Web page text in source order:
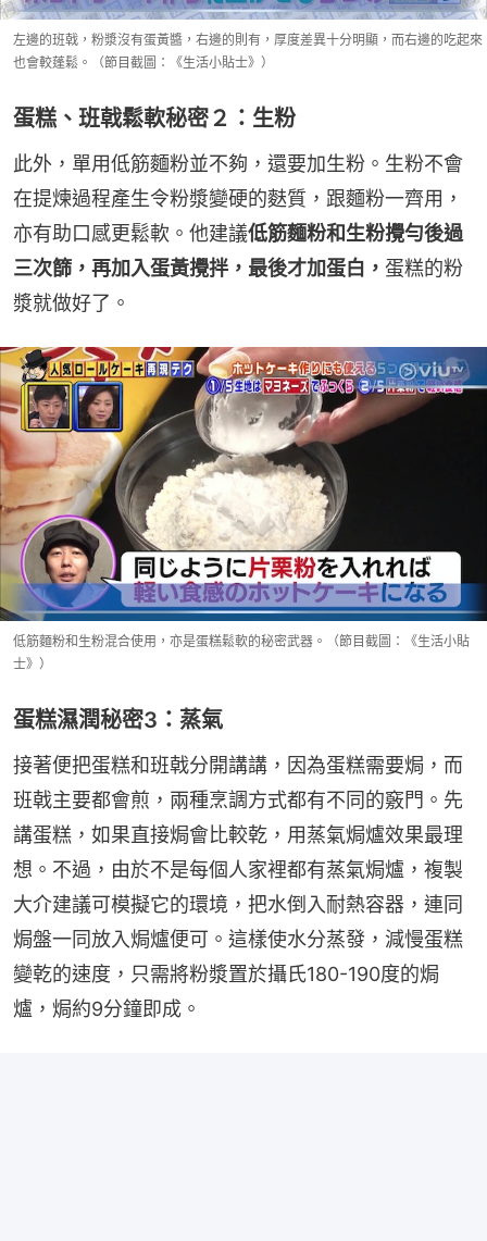
左邊的班戟，粉漿沒有蛋黃醬，右邊的則有，厚度差異十分明顯，而右邊的吃起來
也會較蓬鬆。（節目截圖：《生活小貼士》）
蛋糕、班戟鬆軟秘密２：生粉
此外，單用低筋麵粉並不夠，還要加生粉。生粉不會
在提煉過程產生令粉漿變硬的麩質，跟麵粉一齊用，
亦有助口感更鬆軟。他建議低筋麵粉和生粉攪勻後過
三次篩，再加入蛋黃攪拌，最後才加蛋白， 蛋糕的粉
漿就做好了。
低筋麵粉和生粉混合使用，亦是蛋糕鬆軟的秘密武器。（節目截圖：《生活小貼
士》）
蛋糕濕潤秘密3：蒸氣
接著便把蛋糕和班戟分開講講，因為蛋糕需要焗，而
班戟主要都會煎，兩種烹調方式都有不同的竅門。先
講蛋糕，如果直接焗會比較乾，用蒸氣焗爐效果最理
想。不過，由於不是每個人家裡都有蒸氣焗爐，複製
大介建議可模擬它的環境，把水倒入耐熱容器，連同
焗盤一同放入焗爐便可。這樣使水分蒸發，減慢蛋糕
變乾的速度，只需將粉漿置於攝氏180-190度的焗
爐，焗約9分鐘即成。